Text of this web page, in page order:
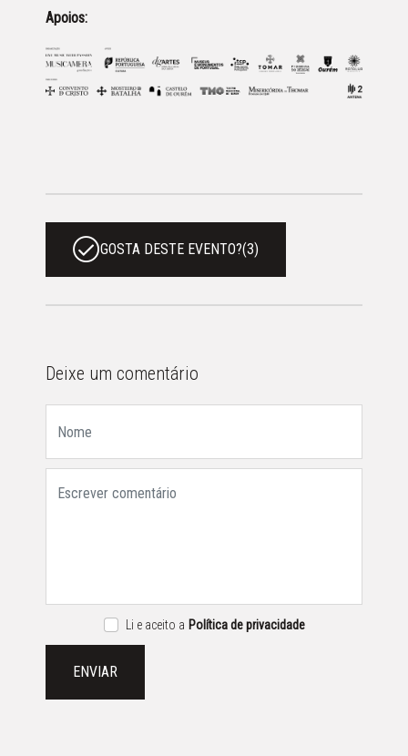
Apoios:
GOSTA DESTE EVENTO?(3)
Deixe um comentário
Li e aceito a Política de privacidade
ENVIAR